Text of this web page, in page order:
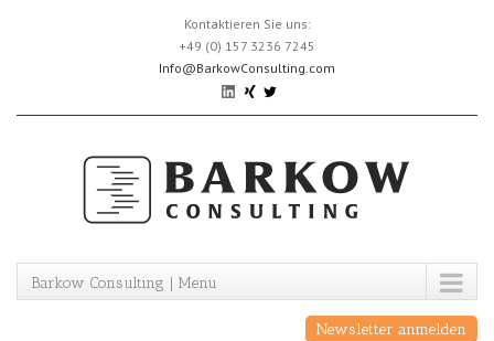
Kontaktieren Sie uns:
+49 (0) 157 3236 7245
Info@BarkowConsulting.com
Barkow Consulting | Menu
Newsletter anmelden